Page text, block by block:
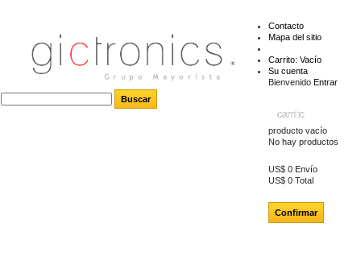
Contacto
Mapa del sitio
Carrito: Vacío
Su cuenta
Bienvenido Entrar
carrito
producto vacío
No hay productos
US$ 0 Envío
US$ 0 Total
Confirmar